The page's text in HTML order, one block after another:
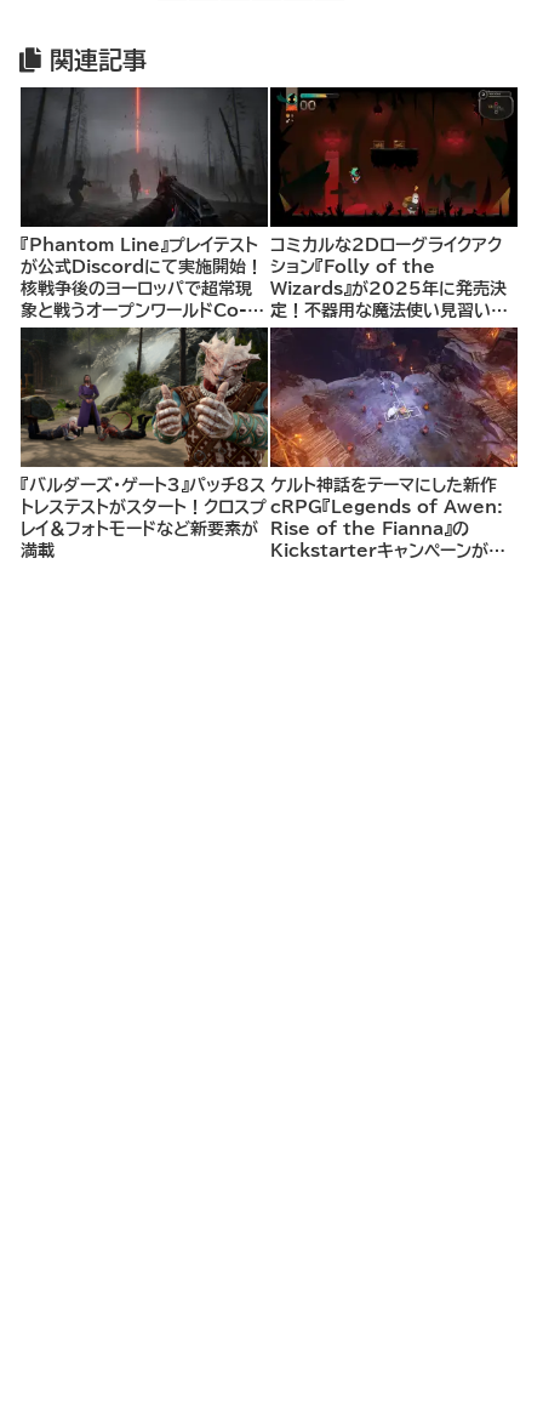
関連記事
『Phantom Line』プレイテスト
が公式Discordにて実施開始！
核戦争後のヨーロッパで超常現
象と戦うオープンワールドCo-
opシューター
コミカルな2Dローグライクアク
ション『Folly of the
Wizards』が2025年に発売決
定！不器用な魔法使い見習いと
して、ランダム生成ダンジョンを
探索し、世界を救う冒険へ。
『バルダーズ・ゲート3』パッチ8ス
トレステストがスタート！クロスプ
レイ＆フォトモードなど新要素が
満載
ケルト神話をテーマにした新作
cRPG『Legends of Awen:
Rise of the Fianna』の
Kickstarterキャンペーンがま